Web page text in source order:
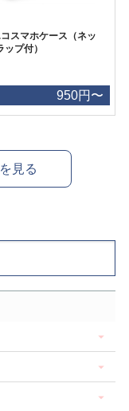
スマホケース（ネッ
ップ付）
950円〜
見る